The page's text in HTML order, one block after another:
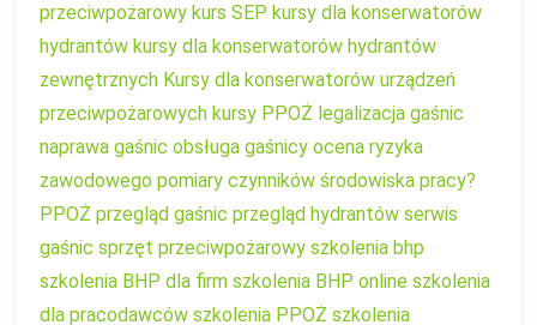
przeciwpożarowy kurs SEP kursy dla konserwatorów
hydrantów kursy dla konserwatorów hydrantów
zewnętrznych Kursy dla konserwatorów urządzeń
przeciwpożarowych kursy PPOŻ legalizacja gaśnic
naprawa gaśnic obsługa gaśnicy ocena ryzyka
zawodowego pomiary czynników środowiska pracy?
PPOŻ przegląd gaśnic przegląd hydrantów serwis
gaśnic sprzęt przeciwpożarowy szkolenia bhp
szkolenia BHP dla firm szkolenia BHP online szkolenia
dla pracodawców szkolenia PPOŻ szkolenia